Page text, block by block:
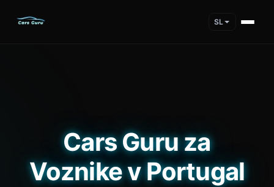
SL
Cars Guru za
Voznike v Portugal